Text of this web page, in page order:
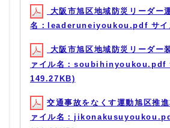
大阪市旭区地域防災リーダー
名：leaderuneiyoukou.pdf サイ
大阪市旭区地域防災リーダー
ァイル名：soubihinyoukou.pdf
149.27KB)
交通事故をなくす運動旭区推
ァイル名：